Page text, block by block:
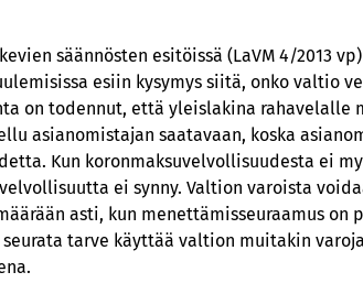
säännösten esitöissä (LaVM 4/2013
esiin kysymys siitä, onko valtio
on todennut, että yleislakina rahavelalle
asianomistajan saatavaan, koska
Kun koronmaksuvelvollisuudesta ei
ei synny. Valtion varoista
asti, kun menettämisseuraamus on
tarve käyttää valtion muitakin